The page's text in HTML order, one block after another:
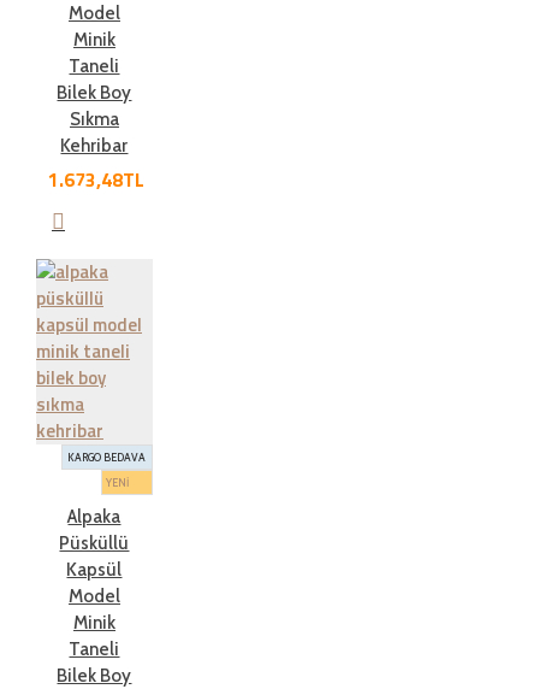
Model
Minik
Taneli
Bilek Boy
Sıkma
Kehribar
1.673,48TL
KARGO BEDAVA
YENİ
Alpaka
Püsküllü
Kapsül
Model
Minik
Taneli
Bilek Boy